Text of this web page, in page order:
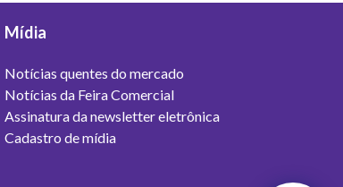
Mídia
Notícias quentes do mercado
Notícias da Feira Comercial
Assinatura da newsletter eletrônica
Cadastro de mídia